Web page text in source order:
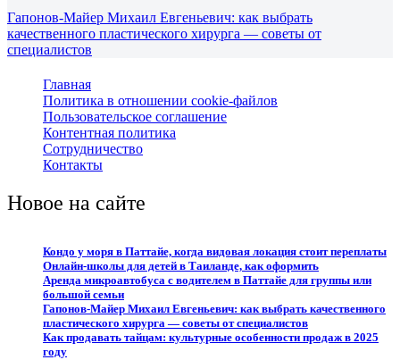
Гапонов-Майер Михаил Евгеньевич: как выбрать
качественного пластического хирурга — советы от
специалистов
Главная
Политика в отношении cookie-файлов
Пользовательское соглашение
Контентная политика
Сотрудничество
Контакты
Новое на сайте
Кондо у моря в Паттайе, когда видовая локация стоит переплаты
Онлайн-школы для детей в Таиланде, как оформить
Аренда микроавтобуса с водителем в Паттайе для группы или
большой семьи
Гапонов-Майер Михаил Евгеньевич: как выбрать качественного
пластического хирурга — советы от специалистов
Как продавать тайцам: культурные особенности продаж в 2025
году